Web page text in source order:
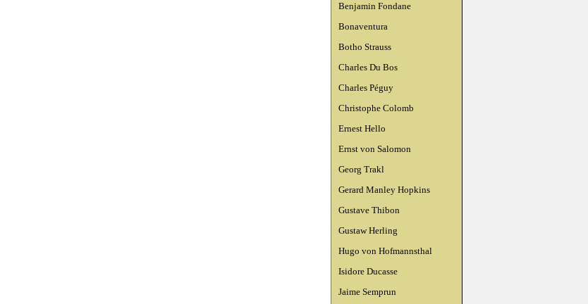
Benjamin Fondane
Bonaventura
Botho Strauss
Charles Du Bos
Charles Péguy
Christophe Colomb
Ernest Hello
Ernst von Salomon
Georg Trakl
Gerard Manley Hopkins
Gustave Thibon
Gustaw Herling
Hugo von Hofmannsthal
Isidore Ducasse
Jaime Semprun